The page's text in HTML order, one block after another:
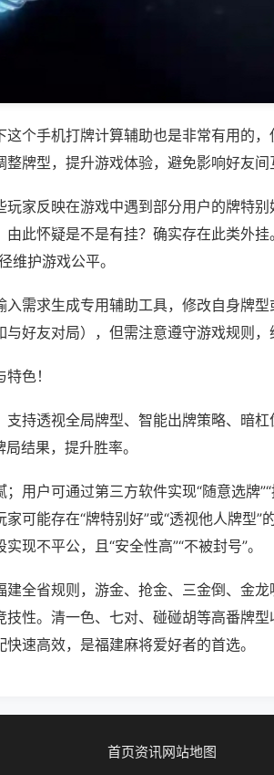
这个手机打牌计算辅助也是非常有用的
牌型，提升游戏体验，避免影响好友间
玩家反映在游戏中遇到部分用户的牌特
由此怀疑是不是有挂？确实存在此类外
维护游戏公平。
入需求生成专用辅助工具，修改自身牌
好友对局），但需注意遵守游戏规则，
色！
支持透视全局牌型、智能出牌策略、暗
结果，提升胜率。
用户可通过第三方软件实现“随意选牌
可能存在“牌特别好”或“透视他人牌型”
现不平公，且“安全性高”“不被封号”。
建全省规则，游金、抢金、三金倒、金
技性。清一色、七对、碰碰胡等高番牌
速高效，是福建麻将爱好者的首选。
首页资讯网站地图